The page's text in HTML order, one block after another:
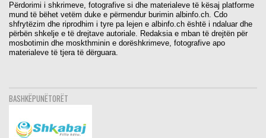
Përdorimi i shkrimeve, fotografive si dhe materialeve të kësaj platforme
mund të bëhet vetëm duke e përmendur burimin albinfo.ch. Cdo
shfrytëzim dhe riprodhim i tyre pa lejen e albinfo.ch është i ndaluar dhe
përbën shkelje e të drejtave autoriale. Redaksia e mban të drejtën për
mosbotimin dhe moskthminin e dorëshkrimeve, fotografive apo
materialeve të tjera të dërguara.
BASHKËPUNËTORËT